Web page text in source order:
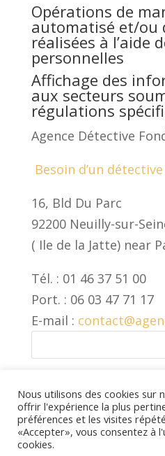
Opérations de
automatisé et/ou
réalisées à l’aide
personnelles
Affichage des
aux secteurs
régulations
Agence Détective
Besoin d’un
16, Bld Du Parc
92200 Neuilly-sur-
( Ile de la Jatte) near
Tél. : 01 46 37 51 00
Port. : 06 03 47 71 17
E-mail :
Commentaires récents
Nous utilisons des cookies sur
offrir l'expérience la plus
préférences et les visites
«Accepter», vous consentez à
cookies.